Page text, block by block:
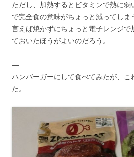
ただし、加熱するとビタミンで熱に
で完全食の意味がちょっと減ってし
言えば焼かずにちょっと電子レンジで
ておいたほうがよいのだろう。
—
ハンバーガーにして食べてみたが、こ
た。